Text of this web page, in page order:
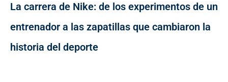
La carrera de Nike: de los experimentos de un
entrenador a las zapatillas que cambiaron la
historia del deporte